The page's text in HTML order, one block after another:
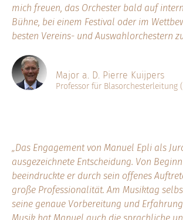
mich freuen, das Orchester bald auf
Bühne, bei einem Festival oder im
besten Vereins- und Auswahlorchestern
Major a. D. Pierre Kuijpers
Professor für Blasorchesterleitung
„Das Engagement von Manuel Epli als
ausgezeichnete Entscheidung. Von
beeindruckte er durch sein offenes
große Professionalität. Am Musiktag
seine genaue Vorbereitung und
Musik hat Manuel auch die sprachliche